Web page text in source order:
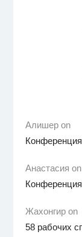
Алишер on
Анастасия on
Жахонгир on
58 рабочих